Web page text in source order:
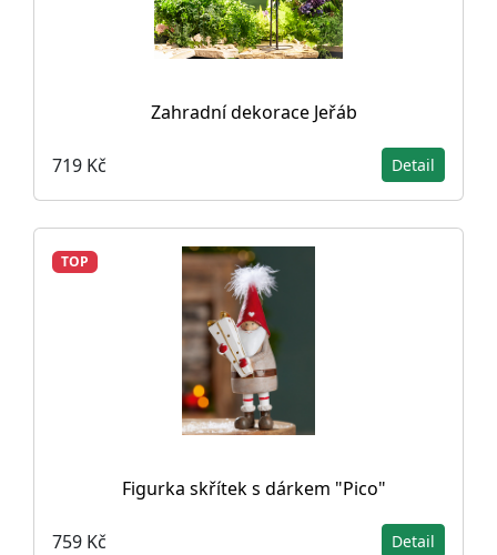
Zahradní dekorace Jeřáb
719 Kč Detail
TOP
Figurka skřítek s dárkem "Pico"
759 Kč Detail